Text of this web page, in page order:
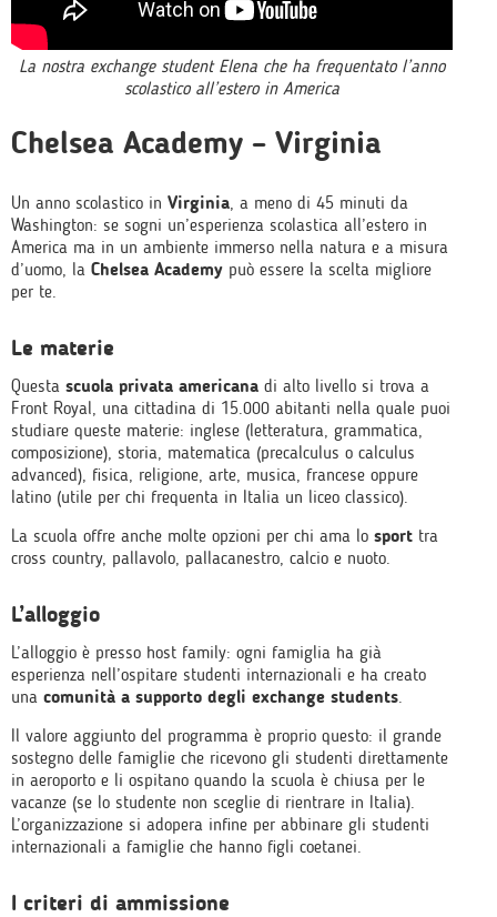
La nostra exchange student Elena che ha frequentato l’anno
scolastico all’estero in America
Chelsea Academy – Virginia
Un anno scolastico in Virginia, a meno di 45 minuti da
Washington: se sogni un’esperienza scolastica all’estero in
America ma in un ambiente immerso nella natura e a misura
d’uomo, la Chelsea Academy può essere la scelta migliore
per te.
Le materie
Questa scuola privata americana di alto livello si trova a
Front Royal, una cittadina di 15.000 abitanti nella quale puoi
studiare queste materie: inglese (letteratura, grammatica,
composizione), storia, matematica (precalculus o calculus
advanced), fisica, religione, arte, musica, francese oppure
latino (utile per chi frequenta in Italia un liceo classico).
La scuola offre anche molte opzioni per chi ama lo sport tra
cross country, pallavolo, pallacanestro, calcio e nuoto.
L’alloggio
L’alloggio è presso host family: ogni famiglia ha già
esperienza nell’ospitare studenti internazionali e ha creato
una comunità a supporto degli exchange students.
Il valore aggiunto del programma è proprio questo: il grande
sostegno delle famiglie che ricevono gli studenti direttamente
in aeroporto e li ospitano quando la scuola è chiusa per le
vacanze (se lo studente non sceglie di rientrare in Italia).
L’organizzazione si adopera infine per abbinare gli studenti
internazionali a famiglie che hanno figli coetanei.
I criteri di ammissione